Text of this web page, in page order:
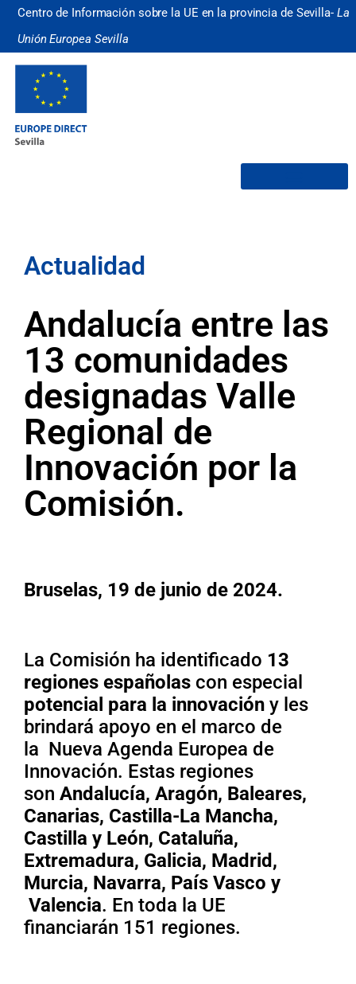
Centro de Información sobre la UE en la provincia de Sevilla- La
Unión Europea Sevilla
Actualidad
Andalucía entre las
13 comunidades
designadas Valle
Regional de
Innovación por la
Comisión.
Bruselas, 19 de junio de 2024.
La Comisión ha identificado 13
regiones españolas con especial
potencial para la innovación y les
brindará apoyo en el marco de
la Nueva Agenda Europea de
Innovación. Estas regiones
son Andalucía, Aragón, Baleares,
Canarias, Castilla-La Mancha,
Castilla y León, Cataluña,
Extremadura, Galicia, Madrid,
Murcia, Navarra, País Vasco y
Valencia. En toda la UE
financiarán 151 regiones.